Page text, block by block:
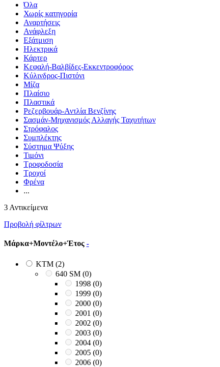
Όλα
Χωρίς κατηγορία
Αναρτήσεις
Ανάφλεξη
Εξάτμιση
Ηλεκτρικά
Κάρτερ
Κεφαλή-Βαλβίδες-Εκκεντροφόρος
Κύλινδρος-Πιστόνι
Μίζα
Πλαίσιο
Πλαστικά
Ρεζερβουάρ-Αντλία Βενζίνης
Σασμάν-Μηχανισμός Αλλαγής Ταχυτήτων
Στρόφαλος
Συμπλέκτης
Σύστημα Ψύξης
Τιμόνι
Τροφοδοσία
Τροχοί
Φρένα
...
3 Αντικείμενα
Προβολή φίλτρων
Μάρκα+Μοντέλο+Έτος -
KTM (2)
640 SM (0)
1998 (0)
1999 (0)
2000 (0)
2001 (0)
2002 (0)
2003 (0)
2004 (0)
2005 (0)
2006 (0)